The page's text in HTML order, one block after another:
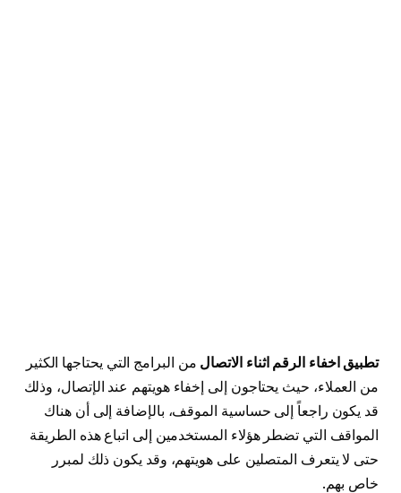
تطبيق اخفاء الرقم اثناء الاتصال من البرامج التي يحتاجها الكثير
من العملاء، حيث يحتاجون إلى إخفاء هويتهم عند الإتصال، وذلك
قد يكون راجعاً إلى حساسية الموقف، بالإضافة إلى أن هناك
المواقف التي تضطر هؤلاء المستخدمين إلى اتباع هذه الطريقة
حتى لا يتعرف المتصلين على هويتهم، وقد يكون ذلك لمبرر
خاص بهم.